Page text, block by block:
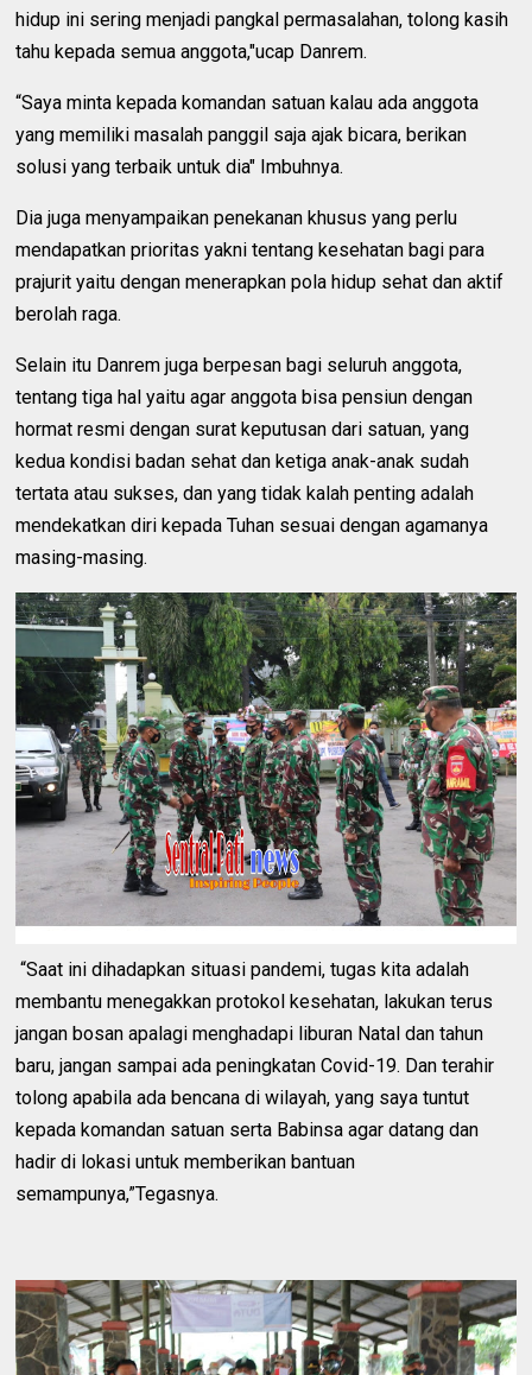
hidup ini sering menjadi pangkal permasalahan, tolong kasih
tahu kepada semua anggota,"ucap Danrem.
“Saya minta kepada komandan satuan kalau ada anggota
yang memiliki masalah panggil saja ajak bicara, berikan
solusi yang terbaik untuk dia" Imbuhnya.
Dia juga menyampaikan penekanan khusus yang perlu
mendapatkan prioritas yakni tentang kesehatan bagi para
prajurit yaitu dengan menerapkan pola hidup sehat dan aktif
berolah raga.
Selain itu Danrem juga berpesan bagi seluruh anggota,
tentang tiga hal yaitu agar anggota bisa pensiun dengan
hormat resmi dengan surat keputusan dari satuan, yang
kedua kondisi badan sehat dan ketiga anak-anak sudah
tertata atau sukses, dan yang tidak kalah penting adalah
mendekatkan diri kepada Tuhan sesuai dengan agamanya
masing-masing.
“Saat ini dihadapkan situasi pandemi, tugas kita adalah
membantu menegakkan protokol kesehatan, lakukan terus
jangan bosan apalagi menghadapi liburan Natal dan tahun
baru, jangan sampai ada peningkatan Covid-19. Dan terahir
tolong apabila ada bencana di wilayah, yang saya tuntut
kepada komandan satuan serta Babinsa agar datang dan
hadir di lokasi untuk memberikan bantuan
semampunya,”Tegasnya.